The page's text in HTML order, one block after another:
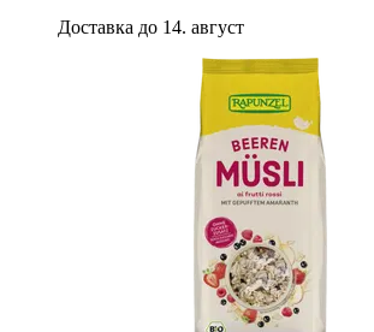
Доставка до 14. август